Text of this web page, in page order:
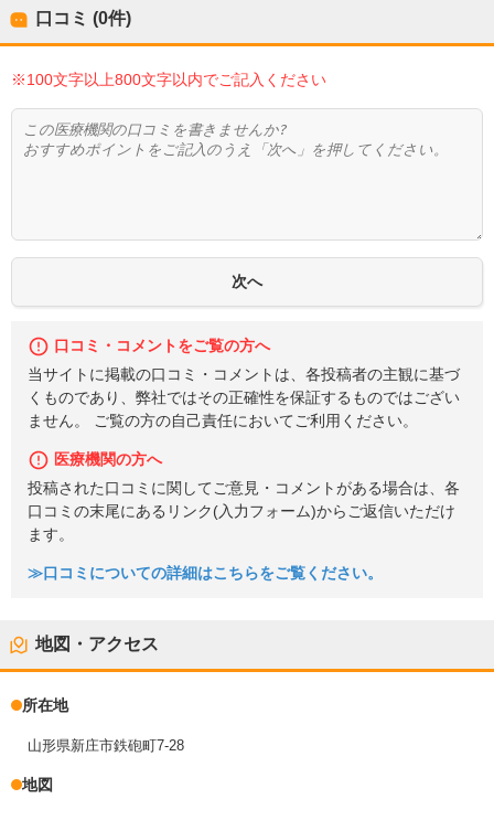
口コミ (0件)
※100文字以上800文字以内でご記入ください
口コミ・コメントをご覧の方へ
当サイトに掲載の口コミ・コメントは、各投稿者の主観に基づ
くものであり、弊社ではその正確性を保証するものではござい
ません。 ご覧の方の自己責任においてご利用ください。
医療機関の方へ
投稿された口コミに関してご意見・コメントがある場合は、各
口コミの末尾にあるリンク(入力フォーム)からご返信いただけ
ます。
≫口コミについての詳細はこちらをご覧ください。
地図・アクセス
所在地
山形県新庄市鉄砲町7-28
地図